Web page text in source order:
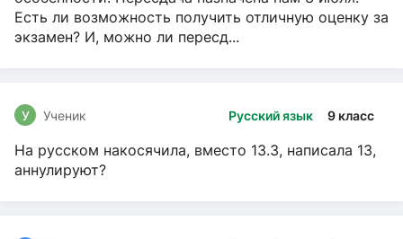
Есть ли возможность получить отличную оценку за
экзамен? И, можно ли пересд...
Русский язык 9 класс
У Ученик
На русском накосячила, вместо 13.3, написала 13,
аннулируют?